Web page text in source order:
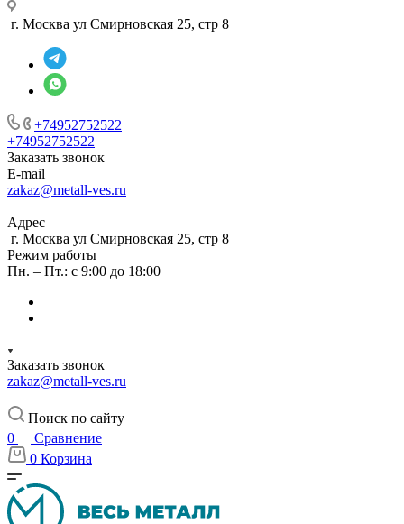
г. Москва ул Смирновская 25, стр 8
+74952752522
+74952752522
Заказать звонок
E-mail
zakaz@metall-ves.ru
Адрес
г. Москва ул Смирновская 25, стр 8
Режим работы
Пн. – Пт.: с 9:00 до 18:00
Заказать звонок
zakaz@metall-ves.ru
Поиск по сайту
0
Сравнение
0 Корзина